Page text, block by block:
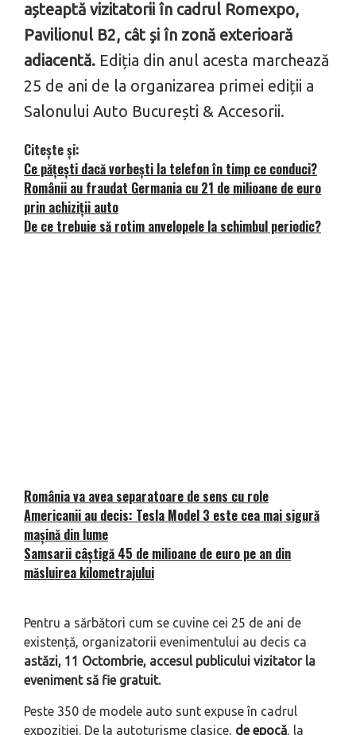
așteaptă vizitatorii în cadrul Romexpo,
Pavilionul B2, cât și în zonă exterioară
adiacentă. Ediția din anul acesta marchează
25 de ani de la organizarea primei ediții a
Salonului Auto București & Accesorii.
Citește și:
Ce pățești dacă vorbești la telefon în timp ce conduci?
Românii au fraudat Germania cu 21 de milioane de euro
prin achiziții auto
De ce trebuie să rotim anvelopele la schimbul periodic?
România va avea separatoare de sens cu role
Americanii au decis: Tesla Model 3 este cea mai sigură
mașină din lume
Samsarii câștigă 45 de milioane de euro pe an din
măsluirea kilometrajului
Pentru a sărbători cum se cuvine cei 25 de ani de
existență, organizatorii evenimentului au decis ca
astăzi, 11 Octombrie, accesul publicului vizitator la
eveniment să fie gratuit.
Peste 350 de modele auto sunt expuse în cadrul
expoziției. De la autoturisme clasice, de epocă, la